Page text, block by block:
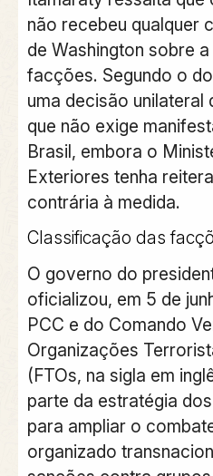
não recebeu qualquer
de Washington sobre
facções. Segundo o
uma decisão unilateral
que não exige
Brasil, embora o
Exteriores tenha
contrária à medida.
Classificação das
O governo do
oficializou, em 5 de
PCC e do Comando
Organizações
(FTOs, na sigla em
parte da estratégia
para ampliar o
organizado